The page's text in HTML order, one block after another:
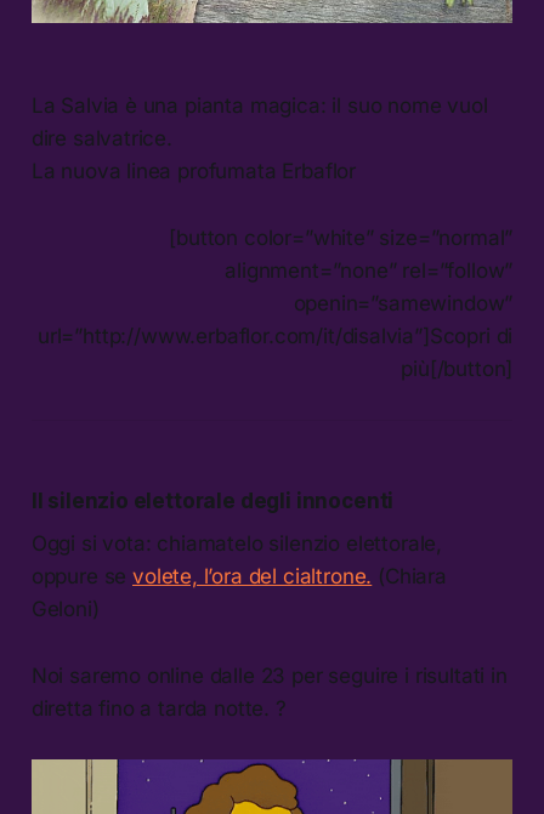
La Salvia è una pianta magica: il suo nome vuol
dire salvatrice.
La nuova linea profumata Erbaflor
[button color=”white” size=”normal”
alignment=”none” rel=”follow”
openin=”samewindow”
url=”http://www.erbaflor.com/it/disalvia”]Scopri di
più[/button]
Il silenzio elettorale degli innocenti
Oggi si vota: chiamatelo silenzio elettorale,
oppure sevolete, l’ora del cialtrone. (Chiara
Geloni)
Noi saremo online dalle 23 per seguire i risultati in
diretta fino a tarda notte. ?